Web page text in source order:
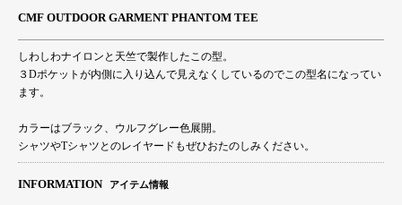
CMF OUTDOOR GARMENT PHANTOM TEE
しわしわナイロンと天竺で製作したこの型。
３Dポケットが内側に入り込んで見えなくしているのでこの型名になってい
ます。
カラーはブラック、ウルフグレー色展開。
シャツやTシャツとのレイヤードもぜひおたのしみください。
INFORMATION アイテム情報